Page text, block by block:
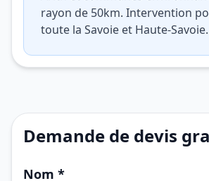
rayon de 50km. Intervention
toute la Savoie et Haute-Savoie.
Demande de devis
Nom *